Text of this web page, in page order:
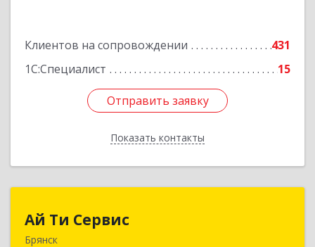
Клиентов на сопровождении
431
1С:Специалист
15
Отправить заявку
Показать контакты
Отправить заявку
Назад
Ай Ти Сервис
Брянск